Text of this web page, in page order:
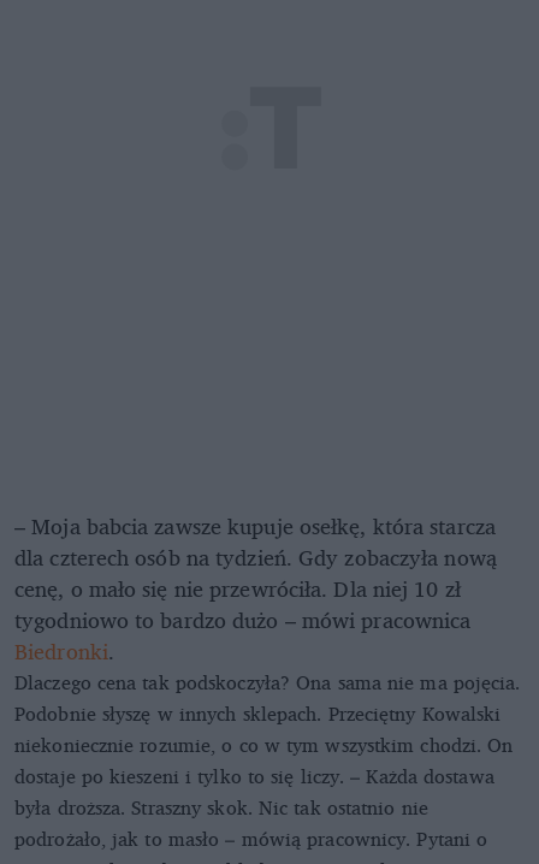
– Moja babcia zawsze kupuje osełkę, która starcza
dla czterech osób na tydzień. Gdy zobaczyła nową
cenę, o mało się nie przewróciła. Dla niej 10 zł
tygodniowo to bardzo dużo – mówi pracownica
Biedronki.
Dlaczego cena tak podskoczyła? Ona sama nie ma pojęcia.
Podobnie słyszę w innych sklepach. Przeciętny Kowalski
niekoniecznie rozumie, o co w tym wszystkim chodzi. On
dostaje po kieszeni i tylko to się liczy. – Każda dostawa
była droższa. Straszny skok. Nic tak ostatnio nie
podrożało, jak to masło – mówią pracownicy. Pytani o